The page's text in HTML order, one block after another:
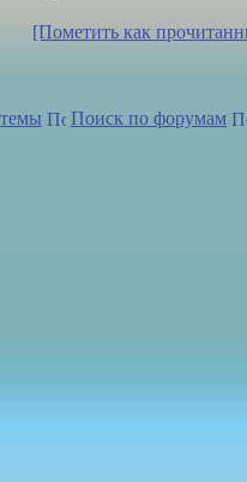
[Пометить как
Поиск по форумам